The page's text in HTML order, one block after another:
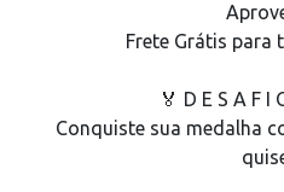
Frete Grátis para
🏅 D E S A F I
Conquiste sua medalha